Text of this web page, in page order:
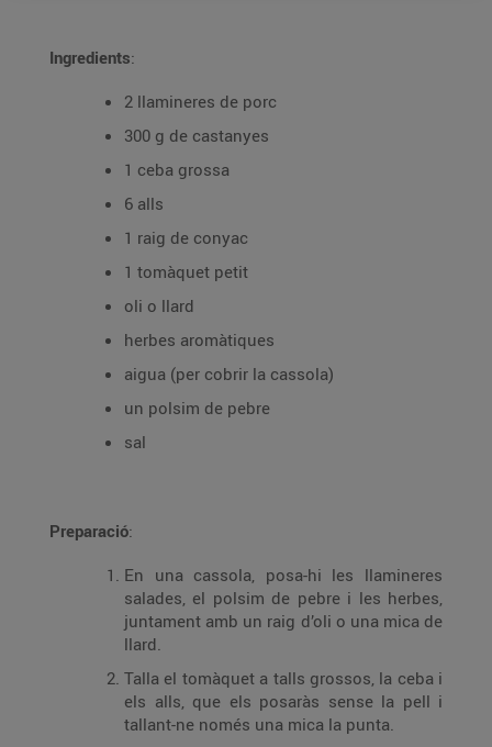
Ingredients:
2 llamineres de porc
300 g de castanyes
1 ceba grossa
6 alls
1 raig de conyac
1 tomàquet petit
oli o llard
herbes aromàtiques
aigua (per cobrir la cassola)
un polsim de pebre
sal
Preparació:
En una cassola, posa-hi les llamineres
salades, el polsim de pebre i les herbes,
juntament amb un raig d’oli o una mica de
llard.
Talla el tomàquet a talls grossos, la ceba i
els alls, que els posaràs sense la pell i
tallant-ne només una mica la punta.